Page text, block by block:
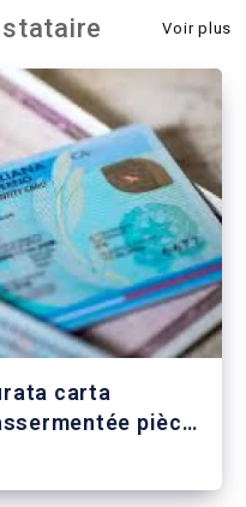
Voir plus
carta
pièce